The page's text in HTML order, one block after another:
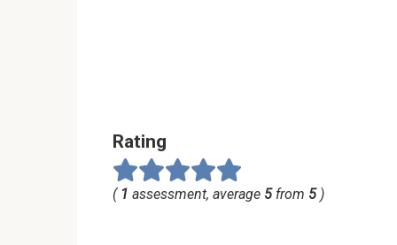
Rating
( 1 assessment, average 5from 5)